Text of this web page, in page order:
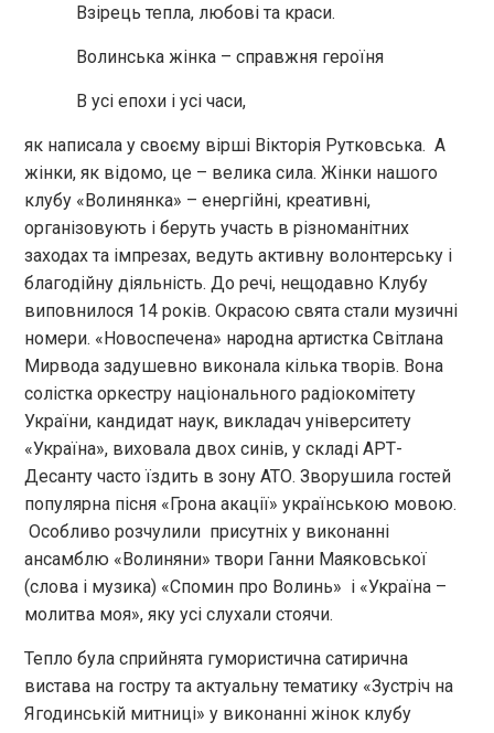
Взірець тепла, любові та краси.
Волинська жінка – справжня героїня
В усі епохи і усі часи,
як написала у своєму вірші Вікторія Рутковська. А
жінки, як відомо, це – велика сила. Жінки нашого
клубу «Волинянка» – енергійні, креативні,
організовують і беруть участь в різноманітних
заходах та імпрезах, ведуть активну волонтерську і
благодійну діяльність. До речі, нещодавно Клубу
виповнилося 14 років. Окрасою свята стали музичні
номери. «Новоспечена» народна артистка Світлана
Мирвода задушевно виконала кілька творів. Вона
солістка оркестру національного радіокомітету
України, кандидат наук, викладач університету
«Україна», виховала двох синів, у складі АРТ-
Десанту часто їздить в зону АТО. Зворушила гостей
популярна пісня «Грона акації» українською мовою.
Особливо розчулили присутніх у виконанні
ансамблю «Волиняни» твори Ганни Маяковської
(слова і музика) «Спомин про Волинь» і «Україна –
молитва моя», яку усі слухали стоячи.
Тепло була сприйнята гумористична сатирична
вистава на гостру та актуальну тематику «Зустріч на
Ягодинській митниці» у виконанні жінок клубу